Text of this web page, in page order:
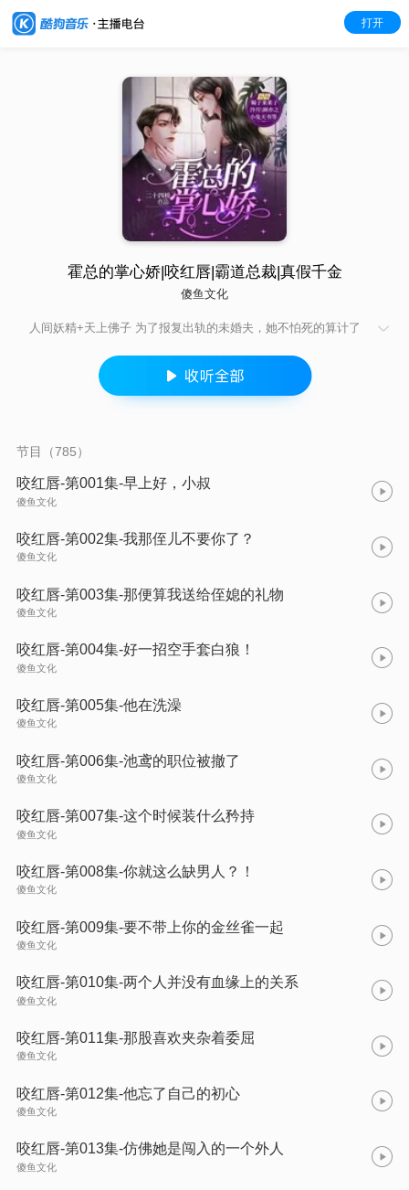
打开
霍总的掌心娇|咬红唇|霸道总裁|真假千金
傻鱼文化
人间妖精+天上佛子 为了报复出轨的未婚夫，她不怕死的算计了
人间佛子，不染烟火气。 睡过一晚的池鸢表示，大佬其实很
好哄。 能力强一点，嘴甜一点，这朵高岭之花就能纵着她。
她要什么，霍寒辞给什么。 京城人人都等着看她笑话，
节目（785）
咬红唇-第001集-早上好，小叔
傻鱼文化
咬红唇-第002集-我那侄儿不要你了？
傻鱼文化
咬红唇-第003集-那便算我送给侄媳的礼物
傻鱼文化
咬红唇-第004集-好一招空手套白狼！
傻鱼文化
咬红唇-第005集-他在洗澡
傻鱼文化
咬红唇-第006集-池鸢的职位被撤了
傻鱼文化
咬红唇-第007集-这个时候装什么矜持
傻鱼文化
咬红唇-第008集-你就这么缺男人？！
傻鱼文化
咬红唇-第009集-要不带上你的金丝雀一起
傻鱼文化
咬红唇-第010集-两个人并没有血缘上的关系
傻鱼文化
咬红唇-第011集-那股喜欢夹杂着委屈
傻鱼文化
咬红唇-第012集-他忘了自己的初心
傻鱼文化
咬红唇-第013集-仿佛她是闯入的一个外人
傻鱼文化